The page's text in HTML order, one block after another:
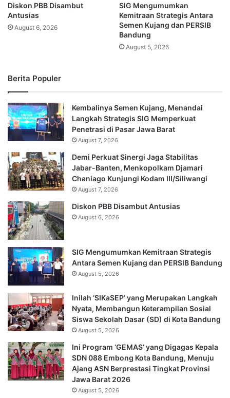
Diskon PBB Disambut
Antusias
August 6, 2026
SIG Mengumumkan
Kemitraan Strategis Antara
Semen Kujang dan PERSIB
Bandung
August 5, 2026
Berita Populer
Kembalinya Semen Kujang, Menandai
Langkah Strategis SIG Memperkuat
Penetrasi di Pasar Jawa Barat
August 7, 2026
Demi Perkuat Sinergi Jaga Stabilitas
Jabar-Banten, Menkopolkam Djamari
Chaniago Kunjungi Kodam III/Siliwangi
August 7, 2026
Diskon PBB Disambut Antusias
August 6, 2026
SIG Mengumumkan Kemitraan Strategis
Antara Semen Kujang dan PERSIB Bandung
August 5, 2026
Inilah ‘SIKaSEP’ yang Merupakan Langkah
Nyata, Membangun Keterampilan Sosial
Siswa Sekolah Dasar (SD) di Kota Bandung
August 5, 2026
Ini Program ‘GEMAS’ yang Digagas Kepala
SDN 088 Embong Kota Bandung, Menuju
Ajang ASN Berprestasi Tingkat Provinsi
Jawa Barat 2026
August 5, 2026